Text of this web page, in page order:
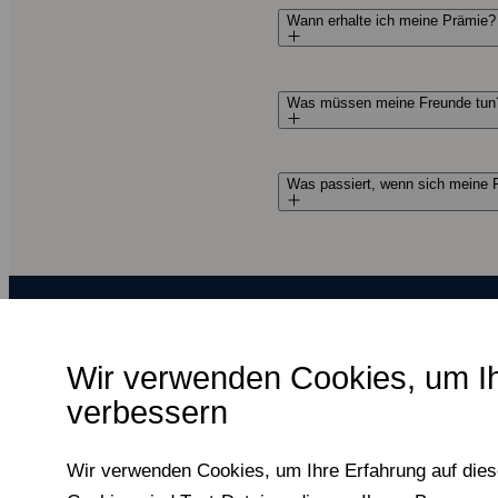
Wann erhalte ich meine Prämie?
Was müssen meine Freunde
Was passiert, wenn sich meine
F‑Secure macht jeden digitalen Moment
Wir verwenden Cookies, um
verbessern
Wir verwenden Cookies, um Ihre Erfahrung auf